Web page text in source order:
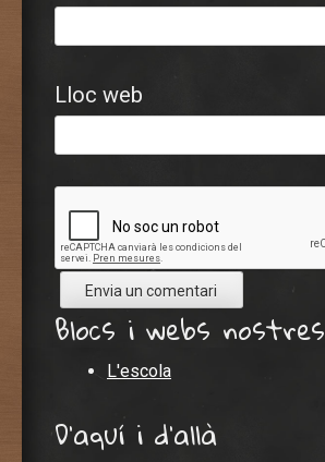
Lloc web
Blocs i webs nostres
L'escola
D'aquí i d'allà